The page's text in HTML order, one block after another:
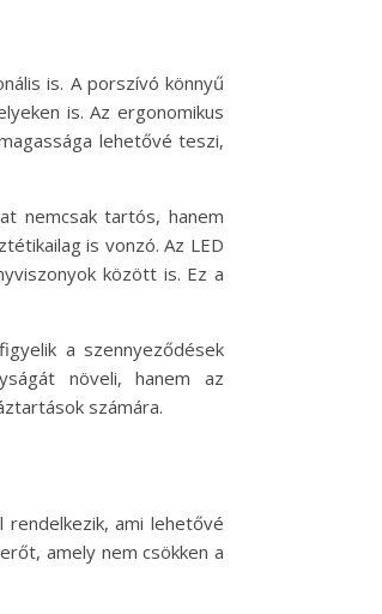
is. A porszívó könnyű
is. Az ergonomikus
lehetővé teszi,
nemcsak tartós, hanem
is vonzó. Az LED
között is. Ez a
a szennyeződések
növeli, hanem az
számára.
ami lehetővé
amely nem csökken a